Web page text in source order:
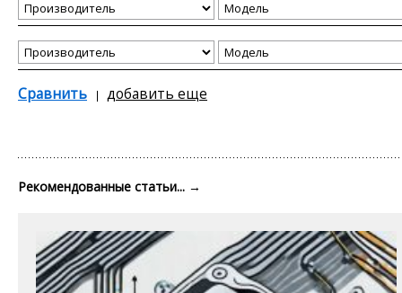
Сравнить добавить еще
Рекомендованные статьи... →